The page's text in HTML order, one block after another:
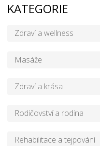
KATEGORIE
Zdraví a wellness
Masáže
Zdraví a krása
Rodičovství a rodina
Rehabilitace a tejpování